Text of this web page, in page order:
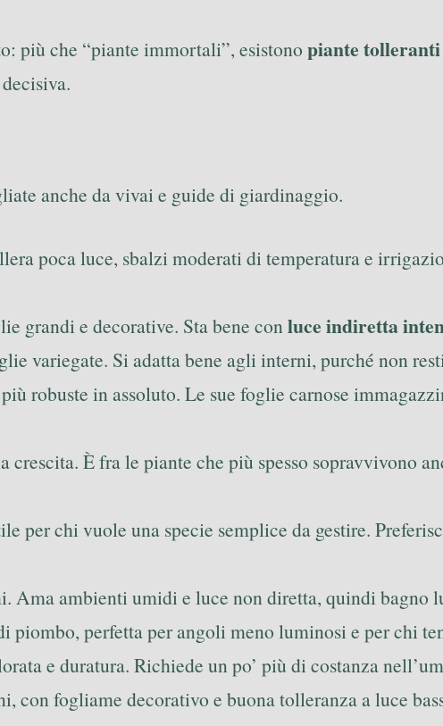
più che “piante immortali”, esistono piante
anche da vivai e guide di giardinaggio.
poca luce, sbalzi moderati di temperatura e
grandi e decorative. Sta bene con luce indiretta
variegate. Si adatta bene agli interni, purché non
robuste in assoluto. Le sue foglie carnose
crescita. È fra le piante che più spesso sopravvivono
per chi vuole una specie semplice da gestire.
Ama ambienti umidi e luce non diretta, quindi bagno
piombo, perfetta per angoli meno luminosi e per chi
e duratura. Richiede un po’ più di costanza
con fogliame decorativo e buona tolleranza a luce